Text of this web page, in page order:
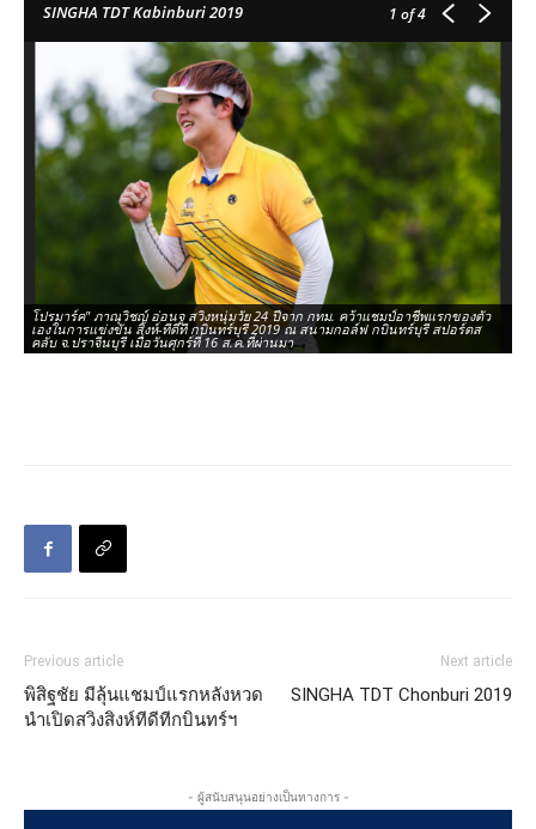
SINGHA TDT Kabinburi 2019 1 of 4
โปรมาร์ค" ภาณุวิชญ์ อ่อนจู สวิงหนุ่มวัย 24 ปีจาก กทม. คว้าแชมป์อาชีพแรกของตัว
เองในการแข่งขัน สิงห์-ทีดีที กบินทร์บุรี 2019 ณ สนามกอล์ฟ กบินทร์บุรี สปอร์ตส
คลับ จ.ปราจีนบุรี เมื่อวันศุกร์ที่ 16 ส.ค.ที่ผ่านมา
Previous article
พิสิฐชัย มีลุ้นแชมป์แรกหลังหวด
นำเปิดสวิงสิงห์ทีดีทีกบินทร์ฯ
Next article
SINGHA TDT Chonburi 2019
- ผู้สนับสนุนอย่างเป็นทางการ -